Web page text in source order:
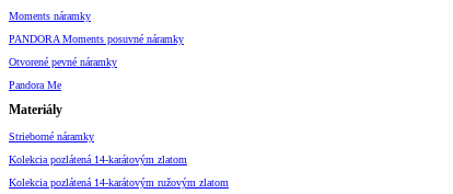
Moments náramky
PANDORA Moments posuvné náramky
Otvorené pevné náramky
Pandora Me
Materiály
Strieborné náramky
Kolekcia pozlátená 14-karátovým zlatom
Kolekcia pozlátená 14-karátovým ružovým zlatom